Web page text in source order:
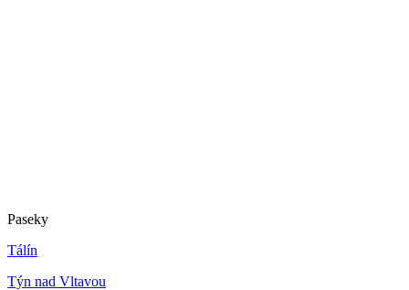
Paseky
Tálín
Týn nad Vltavou